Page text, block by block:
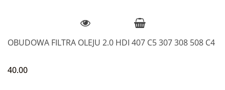
OBUDOWA FILTRA OLEJU 2.0 HDI 407 C5 307 308 508 C4
40.00